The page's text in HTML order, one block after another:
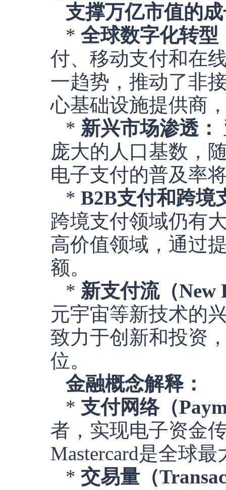
支撑万亿市值的
* 全球数字化转型
付、移动支付和在
一趋势，推动了非
心基础设施提供商
* 新兴市场渗透：
庞大的人口基数，
电子支付的普及率
* B2B支付和跨境
跨境支付领域仍有
高价值领域，通过
额。
* 新支付流（New
元宇宙等新技术的
致力于创新和投资
位。
金融概念解释：
* 支付网络（
者，实现电子资金
Mastercard是全球
* 交易量（